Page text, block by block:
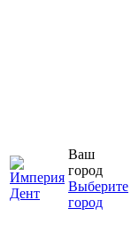
Ваш
город
Выберите
город